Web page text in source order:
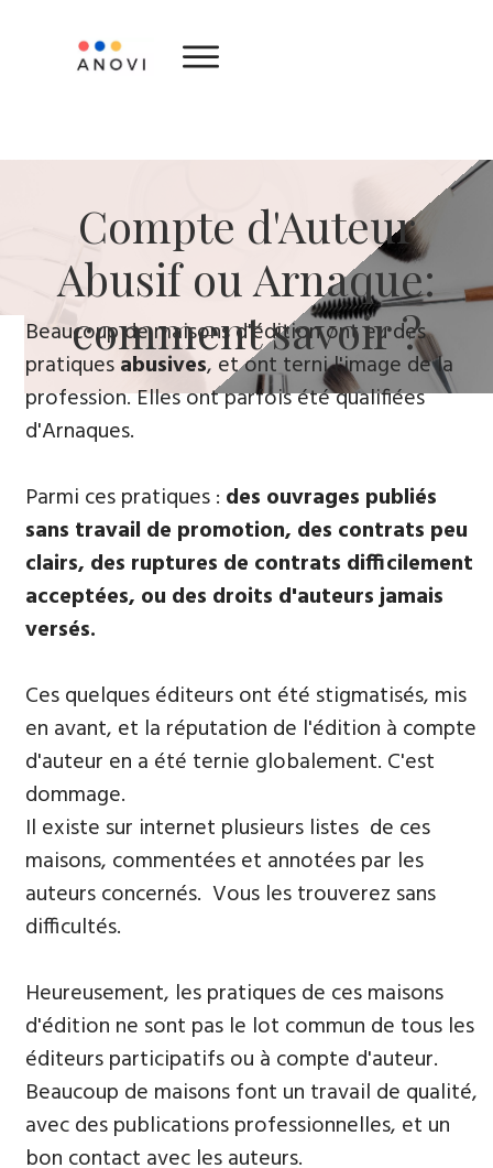
​Compte d'Auteur
Abusif ou Arnaque:
comment savoir ?
​Beaucoup de maisons d'édition ont eu des
pratiquesabusives, ​et ont terni l'image de la
profession. Elles ont parfois été qualifiées
d'Arnaques.
Parmi ​ces pratiques : des ouvrages publiés
sans travail de promotion, des contrats peu
clairs, des ruptures de contrats difficilement
acceptées, ou des droits d'auteurs jamais
versés.
Ces quelques éditeurs ont été stigmatisés, mis
en avant, et la réputation de l'édition à compte
d'auteur en a été ternie globalement. C'est
dommage.
Il existe sur internet plusieurs listes de ces
maisons, commentées et annotées par les
auteurs concernés. Vous les trouverez sans
difficultés.
​Heureusement, les pratiques de ces maisons
d'édition ne sont pas le lot commun de tous les
éditeurs participatifs ou à compte d'auteur.
Beaucoup de maisons font un travail de qualité,
avec des publications professionnelles, et un
bon contact avec les auteurs.